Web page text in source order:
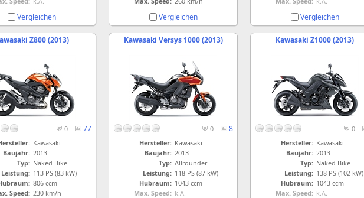
Vergleichen Vergleichen Vergleichen
Z800 (2013)
77
0
Kawasaki
Baujahr: 2013
Typ: Naked Bike
Leistung: 113 PS (83 kW)
806 ccm
Speed: 230 km/h
Kawasaki Versys 1000 (2013)
8
0
Hersteller: Kawasaki
Baujahr: 2013
Typ: Allrounder
Leistung: 118 PS (87 kW)
Hubraum: 1043 ccm
Max. Speed: k.A.
Kawasaki Z1000 (2013)
0
Hersteller: Kawasaki
Baujahr: 2013
Typ: Naked Bike
Leistung: 138 PS (102 kW)
Hubraum: 1043 ccm
Max. Speed: k.A.